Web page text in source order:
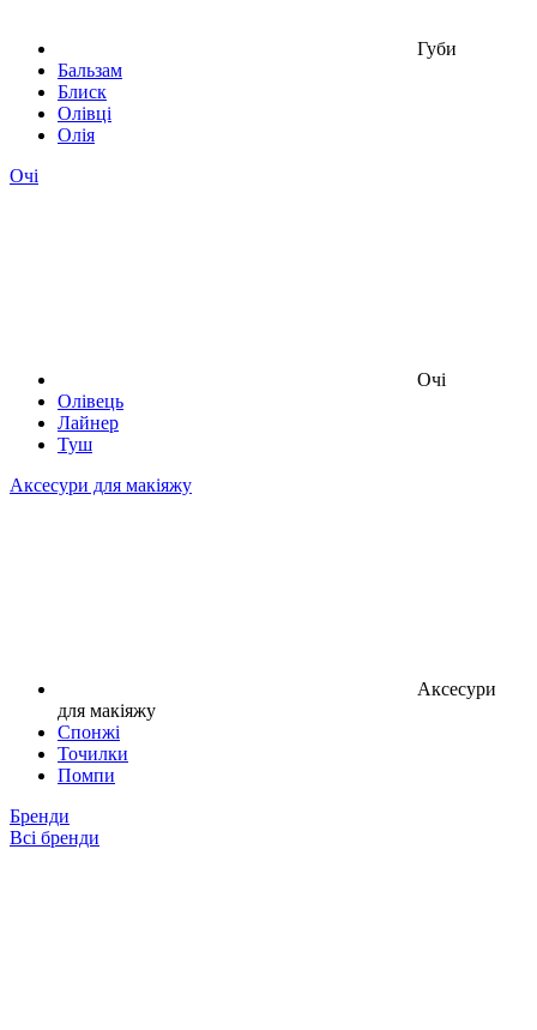
Губи
Бальзам
Блиск
Олівці
Олія
Очі
Очі
Олівець
Лайнер
Туш
Аксесури для макіяжу
Аксесури
для макіяжу
Спонжі
Точилки
Помпи
Бренди
Всі бренди